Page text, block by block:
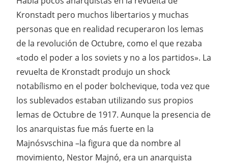
Kronstadt pero muchos libertarios y muchas
personas que en realidad recuperaron los lemas
de la revolución de Octubre, como el que rezaba
«todo el poder a los soviets y no a los partidos». La
revuelta de Kronstadt produjo un shock
notabílismo en el poder bolchevique, toda vez que
los sublevados estaban utilizando sus propios
lemas de Octubre de 1917. Aunque la presencia de
los anarquistas fue más fuerte en la
Majnósvschina –la figura que da nombre al
movimiento, Nestor Majnó, era un anarquista